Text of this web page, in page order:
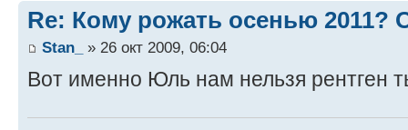
Re: Кому рожать осенью 2011?
Stan_ » 26 окт 2009, 06:04
Вот именно Юль нам нельзя рентген